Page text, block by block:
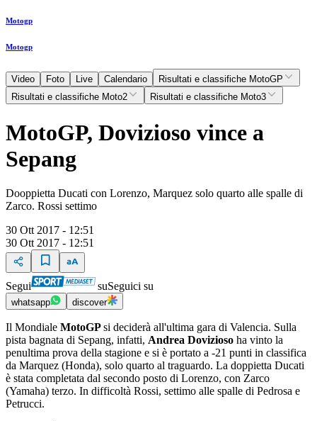
Motogp
Motogp
Video Foto Live Calendario
Risultati e classifiche MotoGP
Risultati e classifiche Moto2
Risultati e classifiche Moto3
MotoGP, Dovizioso vince a
Sepang
Dooppietta Ducati con Lorenzo, Marquez solo quarto alle spalle di
Zarco. Rossi settimo
30 Ott 2017 - 12:51
30 Ott 2017 - 12:51
Segui suSeguici su
whatsapp discover
Il Mondiale MotoGPsi deciderà all'ultima gara di Valencia. Sulla
pista bagnata di Sepang, infatti, Andrea Dovizioso ha vinto la
penultima prova della stagione e si è portato a -21 punti in classifica
da Marquez (Honda), solo quarto al traguardo. La doppietta Ducati
è stata completata dal secondo posto di Lorenzo, con Zarco
(Yamaha) terzo. In difficoltà Rossi, settimo alle spalle di Pedrosa e
Petrucci.